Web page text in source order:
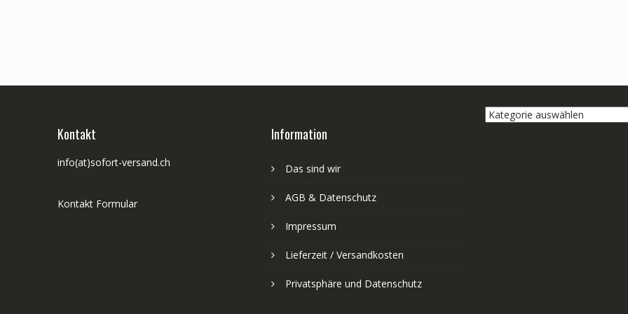
Kontakt
info(at)sofort-versand.ch
Kontakt Formular
Information
Das sind wir
AGB & Datenschutz
Impressum
Lieferzeit / Versandkosten
Privatsphäre und Datenschutz
Kategorie